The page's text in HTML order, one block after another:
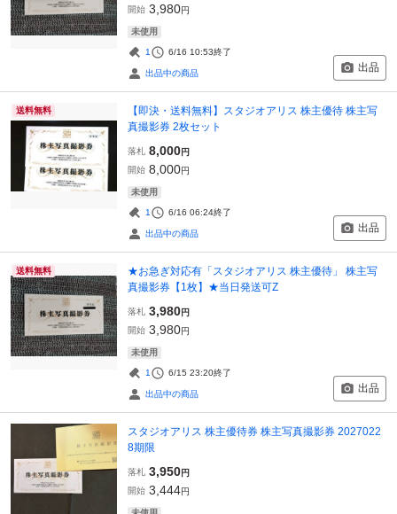
開始 3,980円
未使用
1 6/16 10:53終了
出品中の商品 出品
送料無料
【即決・送料無料】スタジオアリス 株主優待 株主写
真撮影券 2枚セット
落札 8,000円
開始 8,000円
未使用
1 6/16 06:24終了
出品中の商品 出品
送料無料
★お急ぎ対応有「スタジオアリス 株主優待」 株主写
真撮影券【1枚】★当日発送可Z
落札 3,980円
開始 3,980円
未使用
1 6/15 23:20終了
出品中の商品 出品
スタジオアリス 株主優待券 株主写真撮影券 2027022
8期限
落札 3,950円
開始 3,444円